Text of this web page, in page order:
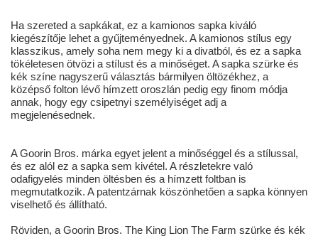
Ha szereted a sapkákat, ez a kamionos sapka kiváló
kiegészítője lehet a gyűjteményednek. A kamionos stílus egy
klasszikus, amely soha nem megy ki a divatból, és ez a sapka
tökéletesen ötvözi a stílust és a minőséget. A sapka szürke és
kék színe nagyszerű választás bármilyen öltözékhez, a
középső folton lévő hímzett oroszlán pedig egy finom módja
annak, hogy egy csipetnyi személyiséget adj a
megjelenésednek.
A Goorin Bros. márka egyet jelent a minőséggel és a stílussal,
és ez alól ez a sapka sem kivétel. A részletekre való
odafigyelés minden öltésben és a hímzett foltban is
megmutatkozik. A patentzárnak köszönhetően a sapka könnyen
viselhető és állítható.
Röviden, a Goorin Bros. The King Lion The Farm szürke és kék